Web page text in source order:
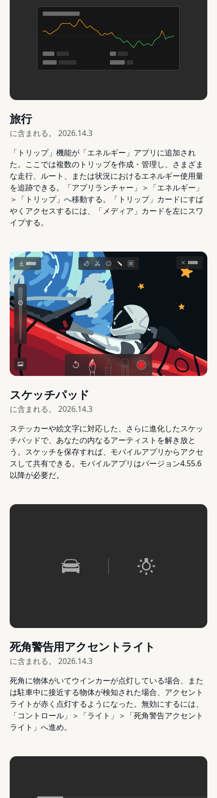
旅行
に含まれる。 2026.14.3
「トリップ」機能が「エネルギー」アプリに追加され
た。ここでは複数のトリップを作成・管理し、さまざま
な走行、ルート、または状況におけるエネルギー使用量
を追跡できる。「アプリランチャー」＞「エネルギー」
＞「トリップ」へ移動する。「トリップ」カードにすば
やくアクセスするには、「メディア」カードを左にスワ
イプする。
スケッチパッド
に含まれる。 2026.14.3
ステッカーや絵文字に対応した、さらに進化したスケッ
チパッドで、あなたの内なるアーティストを解き放と
う。スケッチを保存すれば、モバイルアプリからアクセ
スして共有できる。モバイルアプリはバージョン4.55.6
以降が必要だ。
死角警告用アクセントライト
に含まれる。 2026.14.3
死角に物体がいてウインカーが点灯している場合、また
は駐車中に接近する物体が検知された場合、アクセント
ライトが赤く点灯するようになった。無効にするには、
「コントロール」＞「ライト」＞「死角警告アクセント
ライト」へ進め。